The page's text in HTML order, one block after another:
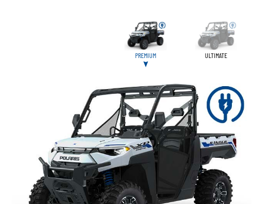
PREMIUM ULTIMATE